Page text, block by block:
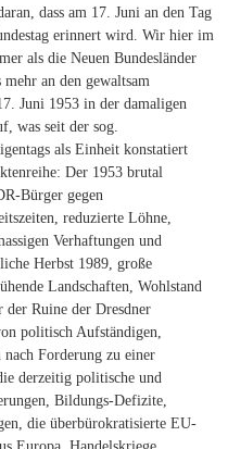
dass am 17. Juni an den Tag
erinnert wird. Wir hier im
als die Neuen Bundesländer
an den gewaltsam
Juni 1953 in der damaligen
was seit der sog.
als Einheit konstatiert
Der 1953 brutal
Bürger gegen
reduzierte Löhne,
Verhaftungen und
Herbst 1989, große
Landschaften, Wohlstand
Ruine der Dresdner
politisch Aufständigen,
nach Forderung zu einer
derzeitig politische und
Bildungs-Defizite,
die überbürokratisierte EU-